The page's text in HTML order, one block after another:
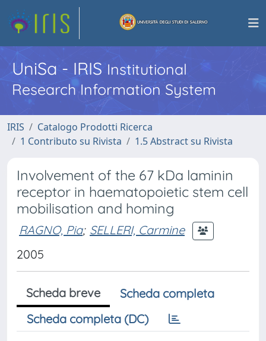
UniSa - IRISInstitutional
Research Information System
IRIS
Catalogo Prodotti Ricerca
1 Contributo su Rivista
1.5 Abstract su Rivista
Involvement of the 67 kDa laminin
receptor in haematopoietic stem cell
mobilisation and homing
RAGNO, Pia; SELLERI, Carmine
2005
Scheda breve
Scheda completa
Scheda completa (DC)